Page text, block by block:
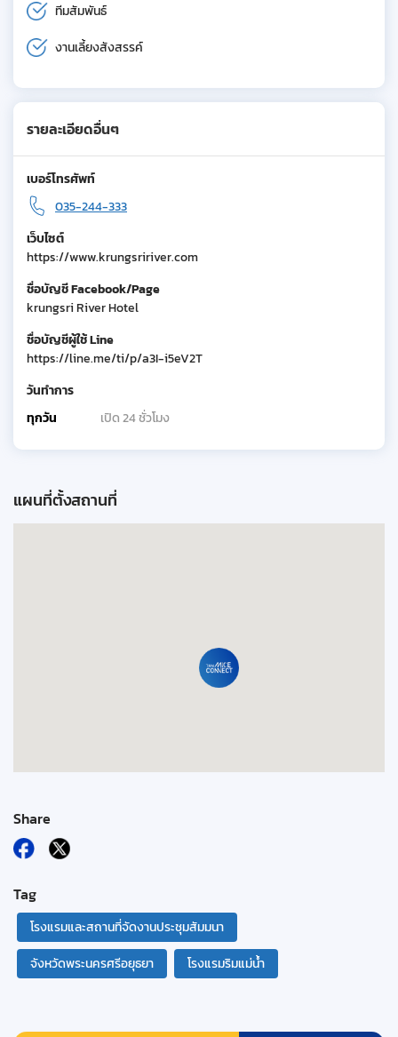
ทีมสัมพันธ์
งานเลี้ยงสังสรรค์
รายละเอียดอื่นๆ
เบอร์โทรศัพท์
035-244-333
เว็บไซต์
https://www.krungsririver.com
ชื่อบัญชี Facebook/Page
krungsri River Hotel
ชื่อบัญชีผู้ใช้ Line
https://line.me/ti/p/a3I-i5eV2T
วันทำการ
ทุกวัน
เปิด 24 ชั่วโมง
แผนที่ตั้งสถานที่
Share
Tag
โรงแรมและสถานที่จัดงานประชุมสัมมนา
จังหวัดพระนครศรีอยุธยา
โรงแรมริมแม่น้ำ